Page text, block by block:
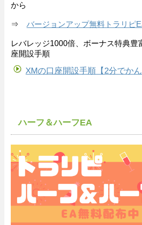
から
⇒バージョンアップ無料トラリピ
レバレッジ1000倍、ボーナス特典豊
座開設手順
XMの口座開設手順【2分でかん
ハーフ＆ハーフEA